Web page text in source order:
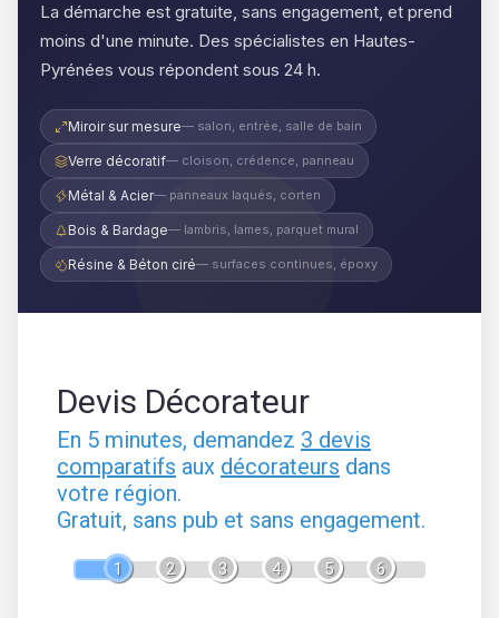
La démarche est gratuite, sans engagement, et prend
moins d'une minute. Des spécialistes en Hautes-
Pyrénées vous répondent sous 24 h.
Miroir sur mesure— salon, entrée, salle de bain
Verre décoratif— cloison, crédence, panneau
Métal & Acier— panneaux laqués, corten
Bois & Bardage— lambris, lames, parquet mural
Résine & Béton ciré— surfaces continues, époxy
Devis Décorateur
En 5 minutes, demandez 3 devis
comparatifs aux décorateurs dans
votre région.
Gratuit, sans pub et sans engagement.
1 2 3 4 5 6